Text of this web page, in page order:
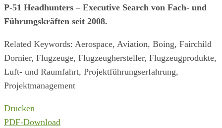
P-51 Headhunters – Executive Search von Fach- und
Führungskräften seit 2008.
Related Keywords: Aerospace, Aviation, Boing, Fairchild
Dornier, Flugzeuge, Flugzeughersteller, Flugzeugprodukte,
Luft- und Raumfahrt, Projektführungserfahrung,
Projektmanagement
Drucken
PDF-Download